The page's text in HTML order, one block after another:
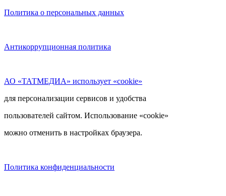
Политика о персональных данных
Антикоррупционная политика
АО «ТАТМЕДИА» использует «cookie»
для персонализации сервисов и удобства
пользователей сайтом. Использование «cookie»
можно отменить в настройках браузера.
Политика конфиденциальности